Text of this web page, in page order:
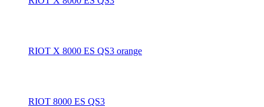
RIOT X 8000 ES QS3 orange
RIOT 8000 ES QS3